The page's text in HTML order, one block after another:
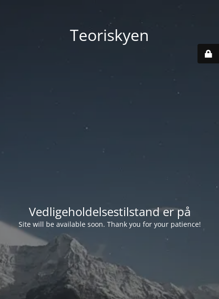
Teoriskyen
Vedligeholdelsestilstand er på
Site will be available soon. Thank you for your patience!